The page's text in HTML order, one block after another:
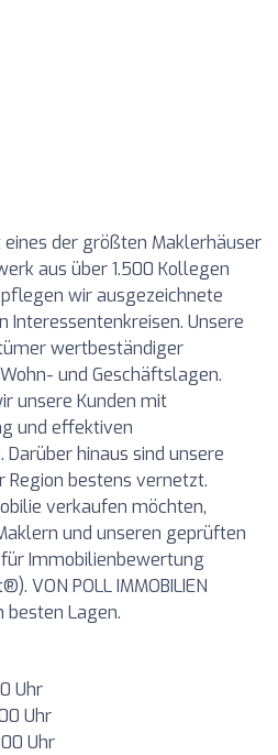
eines der größten Maklerhäuser
aus über 1.500 Kollegen
wir ausgezeichnete
Interessentenkreisen. Unsere
wertbeständiger
und Geschäftslagen.
unsere Kunden mit
und effektiven
hinaus sind unsere
bestens vernetzt.
verkaufen möchten,
und unseren geprüften
Immobilienbewertung
VON POLL IMMOBILIEN
besten Lagen.
Uhr
Uhr
Uhr